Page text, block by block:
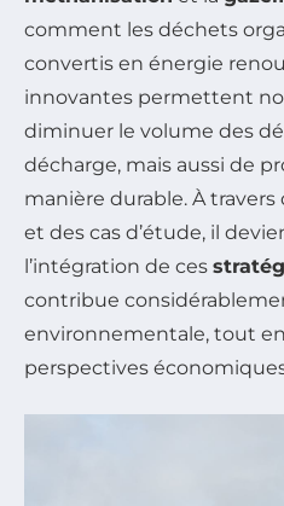
comment les déchets
convertis en énergie
innovantes permettent
diminuer le volume des
décharge, mais aussi de
manière durable. À
et des cas d’étude, il
l’intégration de ces
contribue
environnementale, tout
perspectives